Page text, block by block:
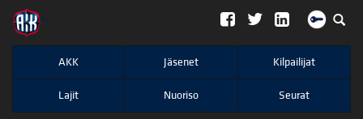
";
AKK Jäsenet Kilpailijat
Lajit Nuoriso Seurat